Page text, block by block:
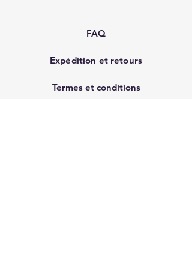
FAQ
Expédition et retours
Termes et conditions